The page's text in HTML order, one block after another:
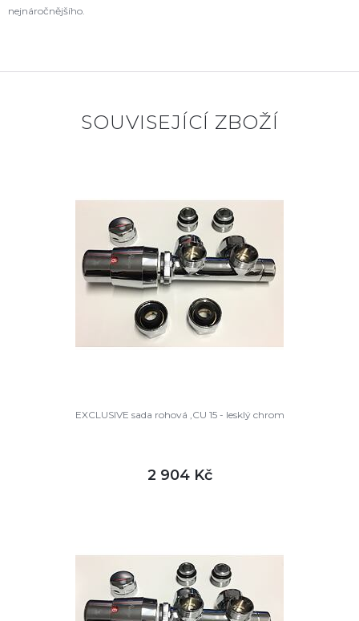
nejnáročnějšího.
SOUVISEJÍCÍ ZBOŽÍ
EXCLUSIVE sada rohová ,CU 15 - lesklý chrom
2 904 Kč